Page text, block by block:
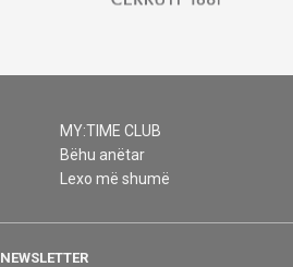
MY:TIME CLUB
Bëhu anëtar
Lexo më shumë
NEWSLETTER